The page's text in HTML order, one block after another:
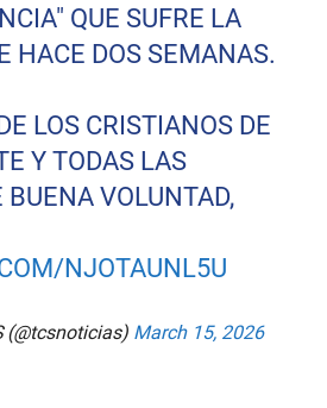
QUE SUFRE LA
HACE DOS SEMANAS.
LOS CRISTIANOS DE
Y TODAS LAS
BUENA VOLUNTAD,
NJOTAUNL5U
(@tcsnoticias) March 15, 2026